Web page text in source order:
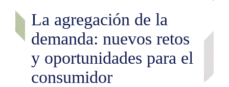
La agregación de la
demanda: nuevos retos
y oportunidades para el
consumidor